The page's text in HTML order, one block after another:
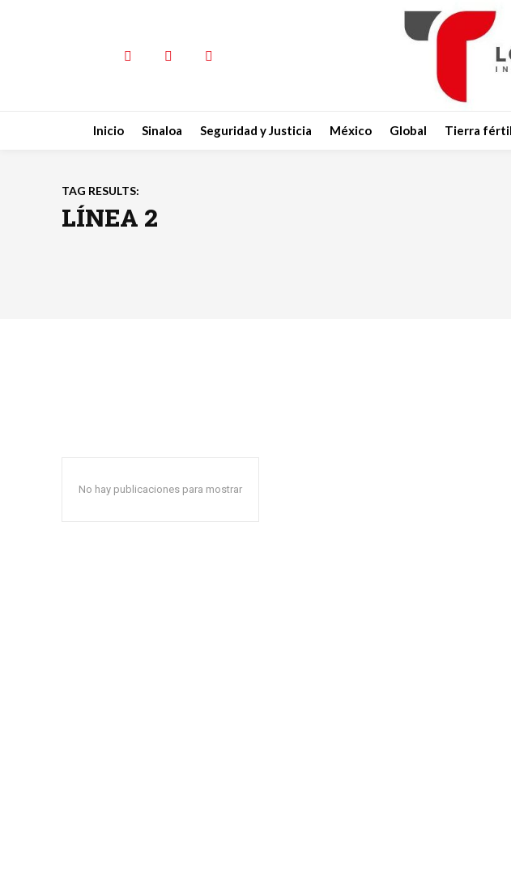
Inicio Sinaloa Seguridad y Justicia México Global Tierra fértil
TAG RESULTS:
LÍNEA 2
No hay publicaciones para mostrar